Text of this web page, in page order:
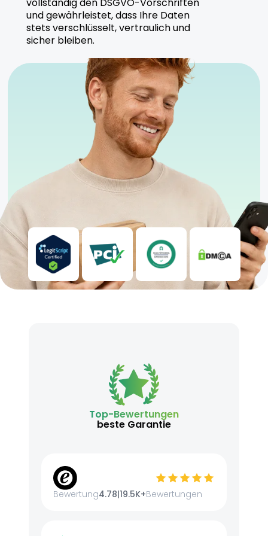
Cannamedical ist bekannt für seine hochwertigen
Cannabisprodukte und setzt auf nachhaltige
Anbaumethoden. Alle Produkte werden unter
strengen Kontrollen hergestellt.
Sicherheitshinweise
Kühl und trocken lagern, fern von direktem
Anwendung unter ärztlicher Aufsicht empfohlen.
Geeignet für sowohl erfahrene als auch neue
Anwender.
vollständig den DSGVO-Vorschriften
und gewährleistet, dass Ihre Daten
stets verschlüsselt, vertraulich und
sicher bleiben.
Top-Bewertungen
beste Garantie
Bewertung4.78|19.5K+Bewertungen